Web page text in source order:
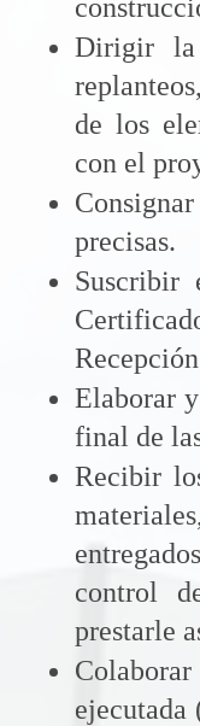
Dirigir la
de los
con el
precisas.
Elaborar
final de
Recibir
control
prestarle